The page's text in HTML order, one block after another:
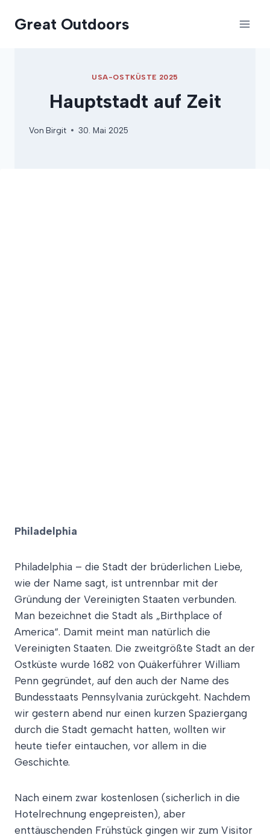
InhaltGreat Outdoors
USA-OSTKÜSTE 2025
Hauptstadt auf Zeit
Von Birgit 30. Mai 2025
Philadelphia
Philadelphia – die Stadt der brüderlichen Liebe,
wie der Name sagt, ist untrennbar mit der
Gründung der Vereinigten Staaten verbunden.
Man bezeichnet die Stadt als „Birthplace of
America“. Damit meint man natürlich die
Vereinigten Staaten. Die zweitgrößte Stadt an der
Ostküste wurde 1682 von Quäkerführer William
Penn gegründet, auf den auch der Name des
Bundesstaats Pennsylvania zurückgeht. Nachdem
wir gestern abend nur einen kurzen Spaziergang
durch die Stadt gemacht hatten, wollten wir
heute tiefer eintauchen, vor allem in die
Geschichte.
Nach einem zwar kostenlosen (sicherlich in die
Hotelrechnung engepreisten), aber
enttäuschenden Frühstück gingen wir zum Visitor